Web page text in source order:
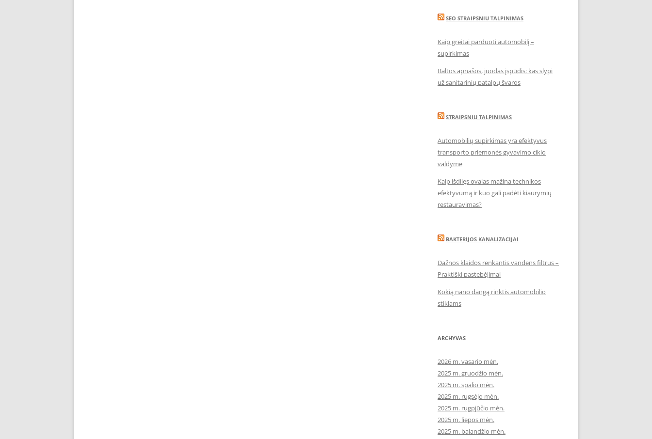
SEO STRAIPSNIU TALPINIMAS
Kaip greitai parduoti automobilį –
supirkimas
Baltos apnašos, juodas įspūdis: kas slypi
už sanitarinių patalpų švaros
STRAIPSNIU TALPINIMAS
Automobilių supirkimas yra efektyvus
transporto priemonės gyvavimo ciklo
valdyme
Kaip išdilęs ovalas mažina technikos
efektyvumą ir kuo gali padėti kiaurymių
restauravimas?
BAKTERIJOS KANALIZACIJAI
Dažnos klaidos renkantis vandens filtrus –
Praktiški pastebėjimai
Kokią nano dangą rinktis automobilio
stiklams
ARCHYVAS
2026 m. vasario mėn.
2025 m. gruodžio mėn.
2025 m. spalio mėn.
2025 m. rugsėjo mėn.
2025 m. rugpjūčio mėn.
2025 m. liepos mėn.
2025 m. balandžio mėn.